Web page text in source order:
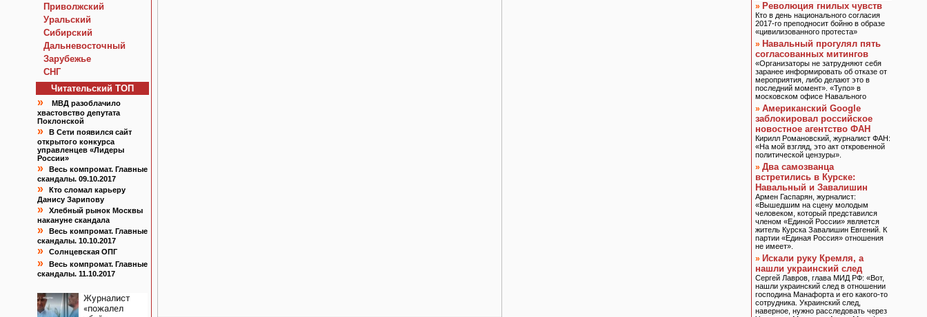
Приволжский
Уральский
Сибирский
Дальневосточный
Зарубежье
СНГ
Читательский TOП
»
МВД разоблачило
хвастовство депутата
Поклонской
»
В Сети появился сайт
открытого конкурса
управленцев «Лидеры
России»
»
Весь компромат. Главные
скандалы. 09.10.2017
»
Кто сломал карьеру
Данису Зарипову
»
Хлебный рынок Москвы
накануне скандала
»
Весь компромат. Главные
скандалы. 10.10.2017
» Солнцевская ОПГ
»
Весь компромат. Главные
скандалы. 11.10.2017
Журналист
«пожалел
» Революция гнилых чувств
Кто в день национального согласия
2017-го преподносит бойню в образе
«цивилизованного протеста»
» Навальный прогулял пять
согласованных митингов
«Организаторы не затрудняют себя
заранее информировать об отказе от
мероприятия, либо делают это в
последний момент». «Тупо» в
московском офисе Навального
» Американский Google
заблокировал российское
новостное агентство ФАН
Кирилл Романовский, журналист ФАН:
«На мой взгляд, это акт откровенной
политической цензуры».
» Два самозванца
встретились в Курске:
Навальный и Завалишин
Армен Гаспарян, журналист:
«Вышедшим на сцену молодым
человеком, который представился
членом «Единой России» является
житель Курска Завалишин Евгений. К
партии «Единая Россия» отношения
не имеет».
» Искали руку Кремля, а
нашли украинский след
Сергей Лавров, глава МИД РФ: «Вот,
нашли украинский след в отношении
господина Манафорта и его какого-то
сотрудника. Украинский след,
наверное, нужно расследовать через